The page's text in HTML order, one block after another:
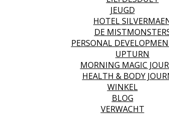
JEUGD
HOTEL
DE
PERSONAL
UPTURN
MORNING MAGIC
HEALTH & BODY
WINKEL
BLOG
VERWACHT